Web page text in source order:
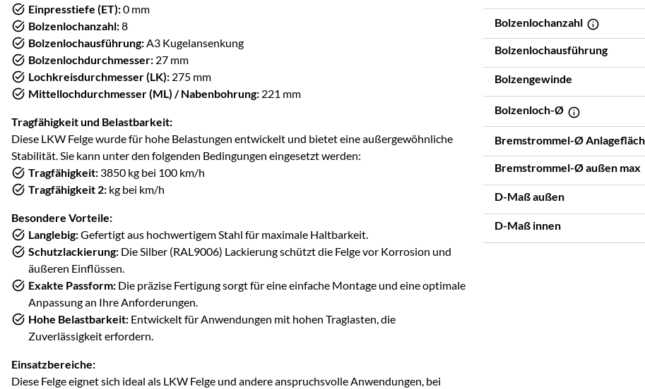
Einpresstiefe (ET):0 mm
Bolzenlochanzahl:8
Bolzenlochausführung: A3 Kugelansenkung
Bolzenlochdurchmesser: 27 mm
Lochkreisdurchmesser (LK): 275 mm
Mittellochdurchmesser (ML) / Nabenbohrung: 221 mm
Tragfähigkeit und Belastbarkeit:
Diese LKW Felge wurde für hohe Belastungen entwickelt und bietet eine außergewöhnliche
Stabilität. Sie kann unter den folgenden Bedingungen eingesetzt werden:
Tragfähigkeit: 3850 kg bei 100 km/h
Tragfähigkeit 2: kg bei km/h
Besondere Vorteile:
Langlebig:Gefertigt aus hochwertigem Stahl für maximale Haltbarkeit.
Schutzlackierung: Die Silber (RAL9006) Lackierung schützt die Felge vor Korrosion und
äußeren Einflüssen.
Exakte Passform: Die präzise Fertigung sorgt für eine einfache Montage und eine optimale
Anpassung an Ihre Anforderungen.
Hohe Belastbarkeit: Entwickelt für Anwendungen mit hohen Traglasten, die
Zuverlässigkeit erfordern.
Einsatzbereiche:
Diese Felge eignet sich ideal als LKW Felge und andere anspruchsvolle Anwendungen, bei
Bolzenlochanzahl
Bolzenlochausführung
Bolzengewinde
Bolzenloch-Ø
Bremstrommel-Ø
Bremstrommel-Ø außen max
D-Maß außen
D-Maß innen